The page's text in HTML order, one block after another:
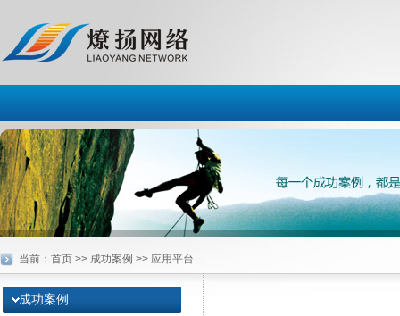
当前： 首页 >> 成功案例 >> 应用平台
成功案例